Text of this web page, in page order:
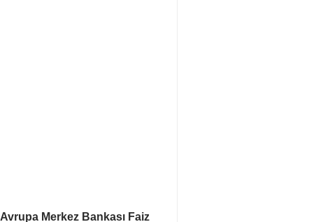
Avrupa Merkez Bankası Faiz